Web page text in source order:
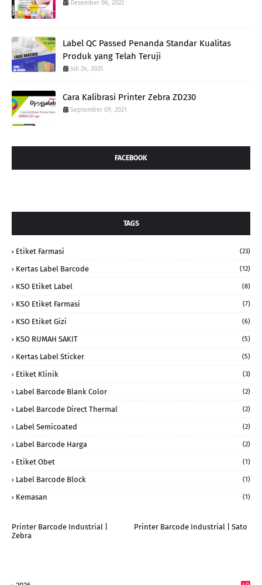
Desember 06, 2022
Label QC Passed Penanda Standar Kualitas
Produk yang Telah Teruji
Juli 24, 2025
Cara Kalibrasi Printer Zebra ZD230
September 09, 2021
FACEBOOK
TAGS
Etiket Farmasi (23)
Kertas Label Barcode (12)
KSO Etiket Label (8)
KSO Etiket Farmasi (7)
KSO Etiket Gizi (6)
KSO RUMAH SAKIT (5)
Kertas Label Sticker (5)
Etiket Klinik (3)
Label Barcode Blank Color (2)
Label Barcode Direct Thermal (2)
Label Semicoated (2)
Label Barcode Harga (2)
Etiket Obet (1)
Label Barcode Block (1)
Kemasan (1)
Printer Barcode Industrial |
Zebra
Printer Barcode Industrial | Sato